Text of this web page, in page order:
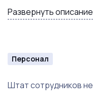
Отлаженные бизнес-
Поддержка бизнеса
Развернуть описание
Персонал
Штат сотрудников